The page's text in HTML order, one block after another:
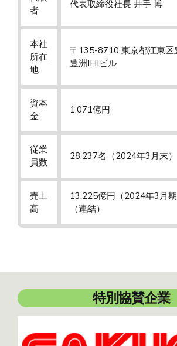
者
代表取締役社長 井手 博
本社
所在
地
〒135-8710 東京都江東区
豊洲IHIビル
資本
金
1,071億円
従業
員数
28,237名（2024年3月末）
売上
高
13,225億円（2024年3月
（連結）
特別協賛企業